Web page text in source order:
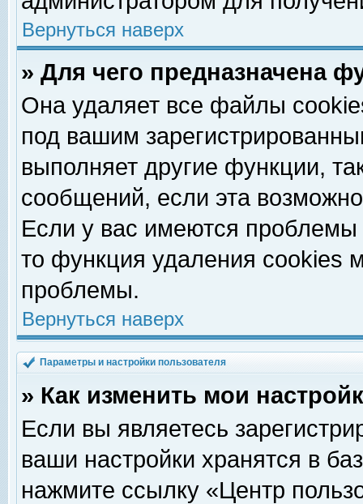
Вернуться наверх
» Для чего предназначена
Она удаляет все файлы
под вашим
выполняет другие функции,
сообщений, если эта
Если у вас имеются
то функция удаления cookies
проблемы.
Вернуться наверх
Параметры и настройки пользователя
» Как изменить мои
Если вы являетесь
ваши настройки хранятся в
нажмите ссылку «Центр